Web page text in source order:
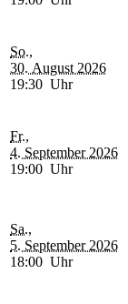
So.,
30. August 2026
19:30 Uhr
Fr.,
4. September 2026
19:00 Uhr
Sa.,
5. September 2026
18:00 Uhr